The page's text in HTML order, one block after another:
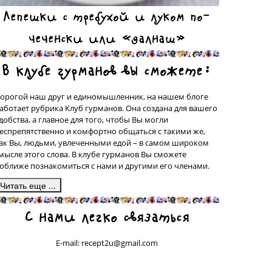
Лепешки с требухой и луком по-
чеченски или «далнаш»
В клубе гурманов вы сможете:
наш друг и единомышленник, на нашем блоге
рубрика Клуб гурманов. Она создана для вашего
а главное для того, чтобы Вы могли
и комфортно общаться с такими же,
Вы, людьми, увлеченными едой – в самом широком
этого слова. В клубе гурманов Вы сможете
познакомиться с нами и другими его членами.
в подрубрике «Сделано на моей кухне» у вас будет
прекрасная возможность поделиться со всеми рецептами
блюд, которые были сделаны вашими собственными
рецепт с фотографией приготовленного Вами блюда
С нами легко связаться
E-mail: recept2u@gmail.com